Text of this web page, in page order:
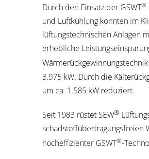
Durch den Einsatz der GSWT®
und Luftkühlung konnten im
lüftungstechnischen Anlagen
erhebliche
3.975 kW. Durch die
um ca. 1.585 kW reduziert.
Seit 1983 rüstet SEW®
schadstoffübertragungsfreien
hocheffizienter GSWT®-